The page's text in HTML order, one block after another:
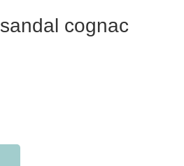
cognac